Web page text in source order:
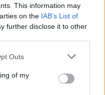
This information may
on the IAB’s List of
further disclose it to other
Outs
of my
κλινική
με αυτήν», λέει ο
αντιπρόεδρος της Eli
της Verve